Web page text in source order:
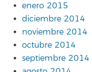
enero 2015
diciembre 2014
noviembre 2014
octubre 2014
septiembre 2014